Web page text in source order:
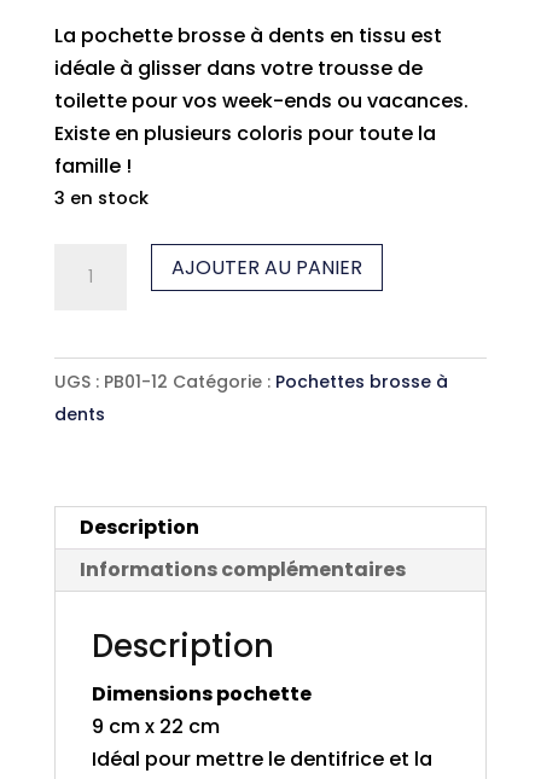
La pochette brosse à dents en tissu est
idéale à glisser dans votre trousse de
toilette pour vos week-ends ou vacances.
Existe en plusieurs coloris pour toute la
famille !
3 en stock
brosse
à
dents
AJOUTER AU PANIER
UGS : PB01-12 Catégorie : Pochettes brosse à
dents
Description
Informations complémentaires
Description
Dimensions pochette
9 cm x 22 cm
Idéal pour mettre le dentifrice et la